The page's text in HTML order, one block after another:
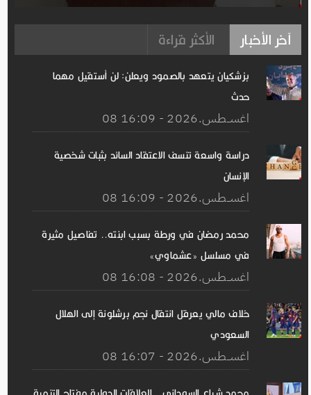
آخر الأخبار الأكثر قراءة
بزشكيان يتعهد بالصمود ويعلن: لن أستقيل مهما
حدث
08 اغســطس.2026 - 16:09
دراسة واسعة تنسف الاعتقاد السائد بثبات شخصية
الإنسان
08 اغســطس.2026 - 16:09
محمد رمضان في ورطة بسبب ابنته.. تفاصيل مثيرة
في مسلسل «عشماوي»
08 اغســطس.2026 - 16:08
خلاف مالي يعرقل انتقال نجم برشلونة إلى الهلال
السعودي
08 اغســطس.2026 - 16:07
محمد شياع السوداني.. العلاقات الدولية مفتاح التنمية